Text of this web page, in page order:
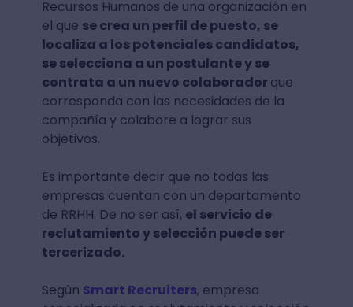
Recursos Humanos de una organización en
el que se crea un perfil de puesto, se
localiza a los potenciales candidatos,
se selecciona a un postulante y se
contrata a un nuevo colaborador que
corresponda con las necesidades de la
compañía y colabore a lograr sus
objetivos.
Es importante decir que no todas las
empresas cuentan con un departamento
de RRHH. De no ser así, el servicio de
reclutamiento y selección puede ser
tercerizado.
Según Smart Recruiters, empresa